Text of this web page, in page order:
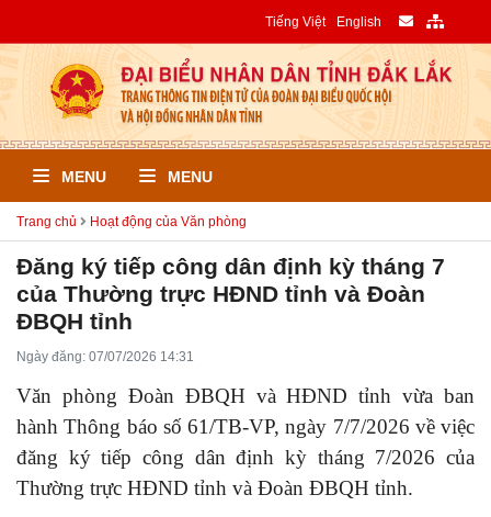
Tiếng Việt English
MENU MENU
Trang chủ Hoạt động của Văn phòng
Đăng ký tiếp công dân định kỳ tháng 7
của Thường trực HĐND tỉnh và Đoàn
ĐBQH tỉnh
Ngày đăng: 07/07/2026 14:31
Văn phòng Đoàn ĐBQH và HĐND tỉnh vừa ban
hành Thông báo số 61/TB-VP, ngày 7/7/2026 về việc
đăng ký tiếp công dân định kỳ tháng 7/2026 của
Thường trực HĐND tỉnh và Đoàn ĐBQH tỉnh.